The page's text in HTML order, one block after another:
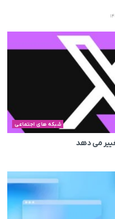
شبکه های اجتماعی